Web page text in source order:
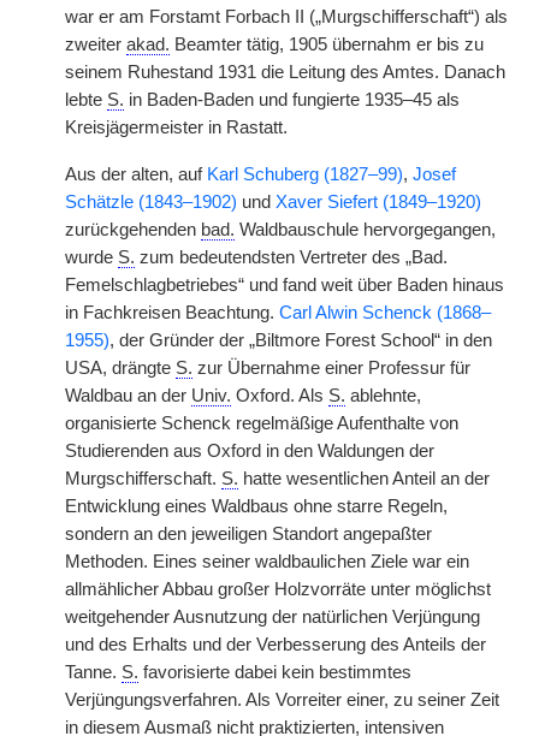
war er am Forstamt Forbach II („Murgschifferschaft“) als
zweiter akad. Beamter tätig, 1905 übernahm er bis zu
seinem Ruhestand 1931 die Leitung des Amtes. Danach
lebte S. in Baden-Baden und fungierte 1935–45 als
Kreisjägermeister in Rastatt.
Aus der alten, auf Karl Schuberg (1827–99), Josef
Schätzle (1843–1902) und Xaver Siefert (1849–1920)
zurückgehenden bad. Waldbauschule hervorgegangen,
wurde S. zum bedeutendsten Vertreter des „Bad.
Femelschlagbetriebes“ und fand weit über Baden hinaus
in Fachkreisen Beachtung. Carl Alwin Schenck (1868–
1955), der Gründer der „Biltmore Forest School“ in den
USA, drängte S. zur Übernahme einer Professur für
Waldbau an der Univ. Oxford. Als S. ablehnte,
organisierte Schenck regelmäßige Aufenthalte von
Studierenden aus Oxford in den Waldungen der
Murgschifferschaft. S. hatte wesentlichen Anteil an der
Entwicklung eines Waldbaus ohne starre Regeln,
sondern an den jeweiligen Standort angepaßter
Methoden. Eines seiner waldbaulichen Ziele war ein
allmählicher Abbau großer Holzvorräte unter möglichst
weitgehender Ausnutzung der natürlichen Verjüngung
und des Erhalts und der Verbesserung des Anteils der
Tanne. S. favorisierte dabei kein bestimmtes
Verjüngungsverfahren. Als Vorreiter einer, zu seiner Zeit
in diesem Ausmaß nicht praktizierten, intensiven